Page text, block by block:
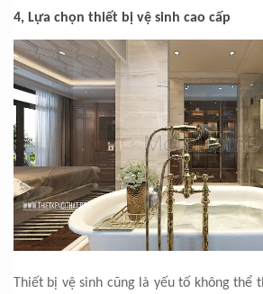
4, Lựa chọn thiết bị vệ sinh cao cấp
Thiết bị vệ sinh cũng là yếu tố không thể